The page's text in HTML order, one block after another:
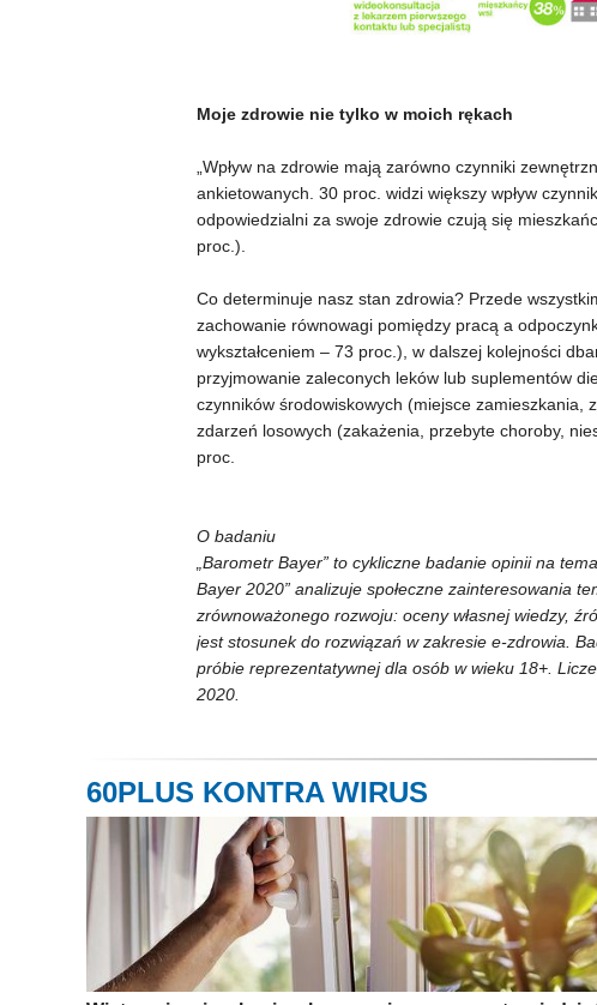
Moje zdrowie nie tylko w moich rękach
„Wpływ na zdrowie mają zarówno czynniki
ankietowanych. 30 proc. widzi większy wpływ
odpowiedzialni za swoje zdrowie czują się
proc.).
Co determinuje nasz stan zdrowia? Przede
zachowanie równowagi pomiędzy pracą a
wykształceniem – 73 proc.), w dalszej kolejności
przyjmowanie zaleconych leków lub suplementów
czynników środowiskowych (miejsce zamieszkania,
zdarzeń losowych (zakażenia, przebyte choroby,
proc.
O badaniu
„Barometr Bayer” to cykliczne badanie opinii na
Bayer 2020” analizuje społeczne zainteresowania
zrównoważonego rozwoju: oceny własnej wiedzy,
jest stosunek do rozwiązań w zakresie e-zdrowia.
próbie reprezentatywnej dla osób w wieku 18+.
2020.
60PLUS KONTRA WIRUS